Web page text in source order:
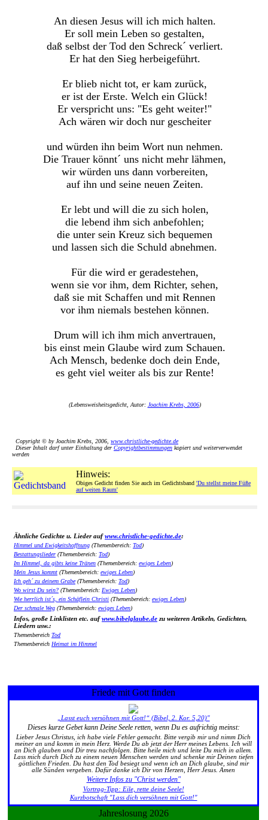
An diesen Jesus will ich mich halten.
Er soll mein Leben so gestalten,
daß selbst der Tod den Schreck´ verliert.
Er hat den Sieg herbeigeführt.
Er blieb nicht tot, er kam zurück,
er ist der Erste. Welch ein Glück!
Er verspricht uns: "Es geht weiter!"
Ach wären wir doch nur gescheiter
und würden ihn beim Wort nun nehmen.
Die Trauer könnt´ uns nicht mehr lähmen,
wir würden uns dann vorbereiten,
auf ihn und seine neuen Zeiten.
Er lebt und will die zu sich holen,
die lebend ihm sich anbefohlen;
die unter sein Kreuz sich bequemen
und lassen sich die Schuld abnehmen.
Für die wird er geradestehen,
wenn sie vor ihm, dem Richter, sehen,
daß sie mit Schaffen und mit Rennen
vor ihm niemals bestehen können.
Drum will ich ihm mich anvertrauen,
bis einst mein Glaube wird zum Schauen.
Ach Mensch, bedenke doch dein Ende,
es geht viel weiter als bis zur Rente!
(Lebensweisheitsgedicht, Autor: Joachim Krebs, 2006)
Copyright © by Joachim Krebs, 2006, www.christliche-gedichte.de
Dieser Inhalt darf unter Einhaltung der Copyrightbestimmungen kopiert und weiterverwendet
werden
Hinweis:
Obiges Gedicht finden Sie auch im Gedichtsband 'Du stellst meine Füße
auf weiten Raum'
Ähnliche Gedichte u. Lieder aufwww.christliche-gedichte.de:
Himmel und Ewigkeitshoffnung (Themenbereich: Tod)
Bestattungslieder (Themenbereich: Tod)
Im Himmel, da gibts keine Tränen (Themenbereich: ewiges Leben)
Mein Jesus kommt (Themenbereich: ewiges Leben)
Ich geh´ zu deinem Grabe(Themenbereich: Tod)
Wo wirst Du sein? (Themenbereich: Ewiges Leben)
Wie herrlich ist´s, ein Schäflein Christi (Themenbereich: ewiges Leben)
Der schmale Weg (Themenbereich: ewiges Leben)
Infos, große Linklisten etc. aufwww.bibelglaube.de zu weiteren Artikeln, Gedichten,
Liedern usw.:
Themenbereich Tod
Themenbereich Heimat im Himmel
Friede mit Gott finden
„Lasst euch versöhnen mit Gott!“ (Bibel, 2. Kor. 5,20)"
Dieses kurze Gebet kann Deine Seele retten, wenn Du es aufrichtig meinst:
Lieber Jesus Christus, ich habe viele Fehler gemacht. Bitte vergib mir und nimm Dich
meiner an und komm in mein Herz. Werde Du ab jetzt der Herr meines Lebens. Ich will
an Dich glauben und Dir treu nachfolgen. Bitte heile mich und leite Du mich in allem.
Lass mich durch Dich zu einem neuen Menschen werden und schenke mir Deinen tiefen
göttlichen Frieden. Du hast den Tod besiegt und wenn ich an Dich glaube, sind mir
alle Sünden vergeben. Dafür danke ich Dir von Herzen, Herr Jesus. Amen
Weitere Infos zu "Christ werden"
Vortrag-Tipp: Eile, rette deine Seele!
Kurzbotschaft "Lass dich versöhnen mit Gott!"
Jahreslosung 2026